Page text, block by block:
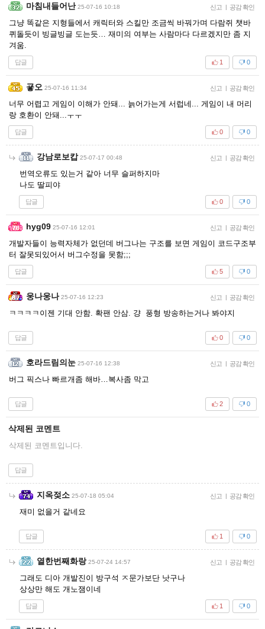
마침내들어난 25-07-16 10:18 신고 | 공감 확인
그냥 똑같은 지형들에서 캐릭터와 스킬만 조금씩 바꿔가며 다람쥐 챗바
퀴돌듯이 빙글빙글 도는듯… 재미의 여부는 사람마다 다르겠지만 좀 지
겨움.
답글 0
1
굫오 25-07-16 11:34 신고 | 공감 확인
너무 어렵고 게임이 이해가 안돼... 늙어가는게 서럽네... 게임이 내 머리
랑 호환이 안돼...ㅜㅜ
답글 0
0
강남로보캅 25-07-17 00:48 신고 | 공감 확인
번역오류도 있는거 같아 너무 슬퍼하지마
나도 딸피야
답글 0
0
hyg09 25-07-16 12:01 신고 | 공감 확인
개발자들이 능력자체가 없던데 버그나는 구조를 보면 게임이 코드구조부
터 잘못되있어서 버그수정을 못함;;;
답글 0
5
웅나웅나 25-07-16 12:23 신고 | 공감 확인
ㅋㅋㅋㅋ이젠 기대 안함. 확팬 안삼. 걍 풍형 방송하는거나 봐야지
답글 0
0
호라드림의눈 25-07-16 12:38 신고 | 공감 확인
버그 픽스나 빠르개좀 해바…복사좀 막고
답글 0
2
삭제된 코멘트
삭제된 코멘트입니다.
답글
지옥젖소 25-07-18 05:04 신고 | 공감 확인
재미 없을거 같네요
답글 0
1
열한번째화랑 25-07-24 14:57 신고 | 공감 확인
그래도 디아 개발진이 방구석 ㅈ문가보단 낫구나
상상만 해도 개노잼이네
답글 0
1